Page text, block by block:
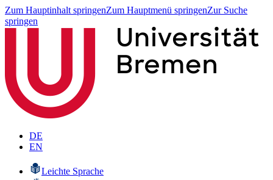
Zum Hauptinhalt springenZum Hauptmenü springenZur Suche
springen
DE
EN
Leichte Sprache